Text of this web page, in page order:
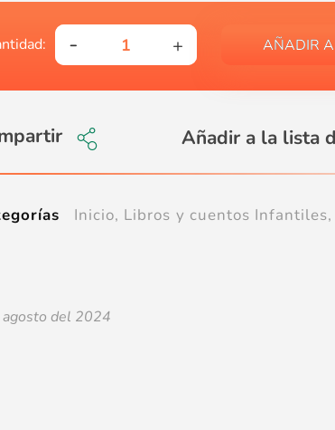
AÑADIR
Inicio, Libros y cuentos Infantiles,
del 2024